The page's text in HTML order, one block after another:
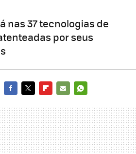
nas 37 tecnologias de
por seus
MAIL